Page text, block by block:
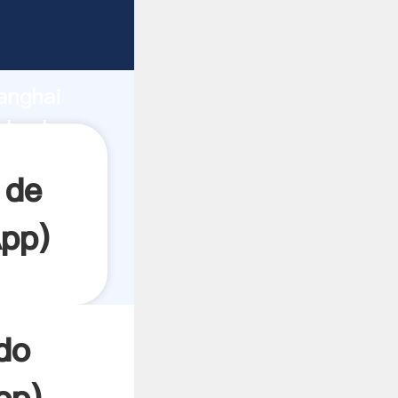
valor y
)